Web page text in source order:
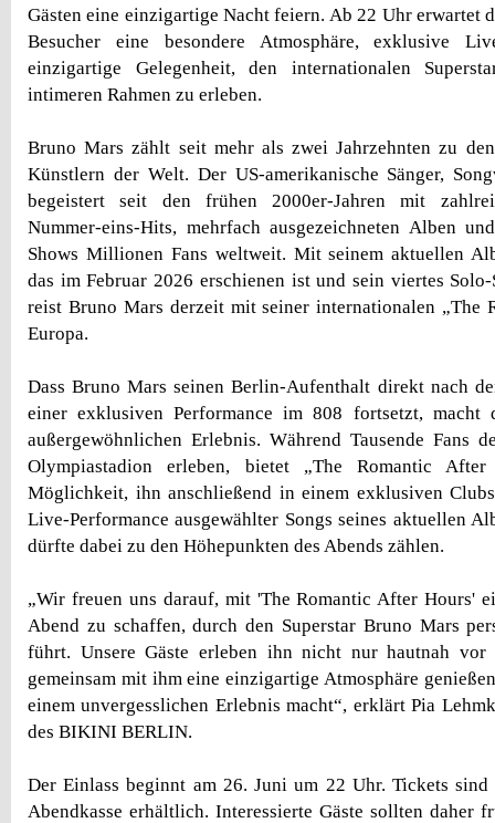
Gästen eine einzigartige Nacht feiern. Ab 22 Uhr erwartet
Besucher eine besondere Atmosphäre, exklusive
einzigartige Gelegenheit, den internationalen
intimeren Rahmen zu erleben.
Bruno Mars zählt seit mehr als zwei Jahrzehnten zu
Künstlern der Welt. Der US-amerikanische Sänger,
begeistert seit den frühen 2000er-Jahren mit
Nummer-eins-Hits, mehrfach ausgezeichneten Alben
Shows Millionen Fans weltweit. Mit seinem aktuellen
das im Februar 2026 erschienen ist und sein viertes
reist Bruno Mars derzeit mit seiner internationalen „The
Europa.
Dass Bruno Mars seinen Berlin-Aufenthalt direkt nach
einer exklusiven Performance im 808 fortsetzt, macht
außergewöhnlichen Erlebnis. Während Tausende Fans
Olympiastadion erleben, bietet „The Romantic
Möglichkeit, ihn anschließend in einem exklusiven
Live-Performance ausgewählter Songs seines aktuellen
dürfte dabei zu den Höhepunkten des Abends zählen.
„Wir freuen uns darauf, mit 'The Romantic After Hours'
Abend zu schaffen, durch den Superstar Bruno Mars
führt. Unsere Gäste erleben ihn nicht nur hautnah vor
gemeinsam mit ihm eine einzigartige Atmosphäre
einem unvergesslichen Erlebnis macht“, erklärt Pia
des BIKINI BERLIN.
Der Einlass beginnt am 26. Juni um 22 Uhr. Tickets
Abendkasse erhältlich. Interessierte Gäste sollten daher